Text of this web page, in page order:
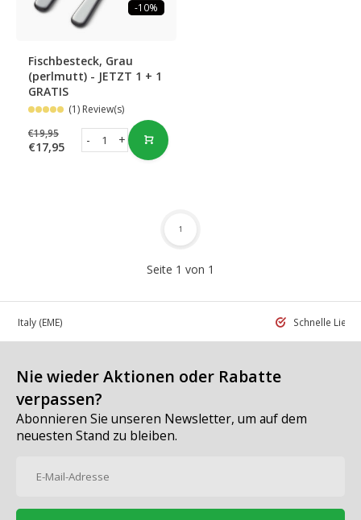
-10%
Fischbesteck, Grau
(perlmutt) - JETZT 1 + 1
GRATIS
(1) Review(s)
€19,95
€17,95 +
-
Seite 1 von 1
1
in Italy (EME) Schnelle
Nie wieder Aktionen oder Rabatte
verpassen?
Abonnieren Sie unseren Newsletter, um auf dem
neuesten Stand zu bleiben.